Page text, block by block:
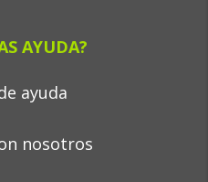
AYUDA?
ayuda
nosotros